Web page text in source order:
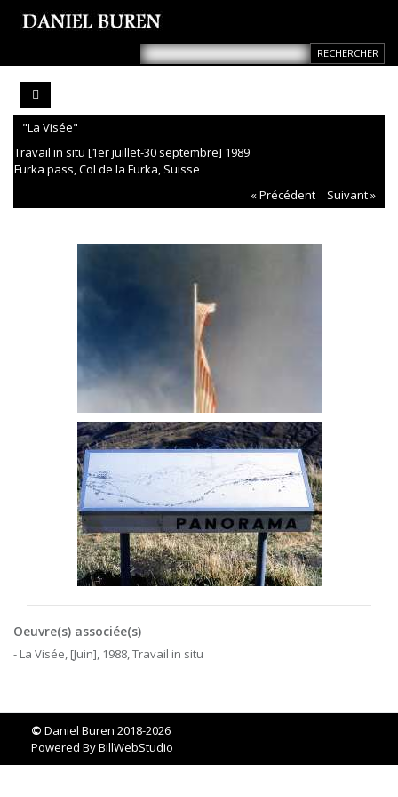
"La Visée"
Travail in situ [1er juillet-30 septembre] 1989
Furka pass, Col de la Furka, Suisse
« Précédent
Suivant »
Oeuvre(s) associée(s)
- La Visée, [Juin], 1988, Travail in situ
© Daniel Buren 2018-2026
Powered ByBillWebStudio